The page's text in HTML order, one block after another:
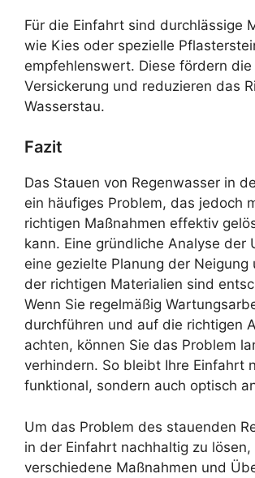
Für die Einfahrt sind durchlässige
wie Kies oder spezielle
empfehlenswert. Diese fördern die
Versickerung und reduzieren das
Wasserstau.
Fazit
Das Stauen von Regenwasser in
ein häufiges Problem, das jedoch
richtigen Maßnahmen effektiv
kann. Eine gründliche Analyse der
eine gezielte Planung der Neigung
der richtigen Materialien sind
Wenn Sie regelmäßig
durchführen und auf die richtigen
achten, können Sie das Problem
verhindern. So bleibt Ihre Einfahrt
funktional, sondern auch optisch
Um das Problem des stauenden
in der Einfahrt nachhaltig zu lösen,
verschiedene Maßnahmen und